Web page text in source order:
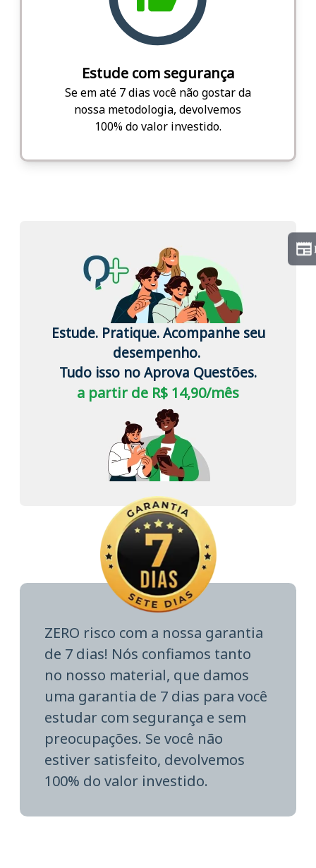
Estude com segurança
Se em até 7 dias você não gostar da
nossa metodologia, devolvemos
100% do valor investido.
Estude. Pratique. Acompanhe seu
desempenho.
Tudo isso no Aprova Questões.
a partir de R$ 14,90/mês
ZERO risco com a nossa garantia
de 7 dias! Nós confiamos tanto
no nosso material, que damos
uma garantia de 7 dias para você
estudar com segurança e sem
preocupações. Se você não
estiver satisfeito, devolvemos
100% do valor investido.